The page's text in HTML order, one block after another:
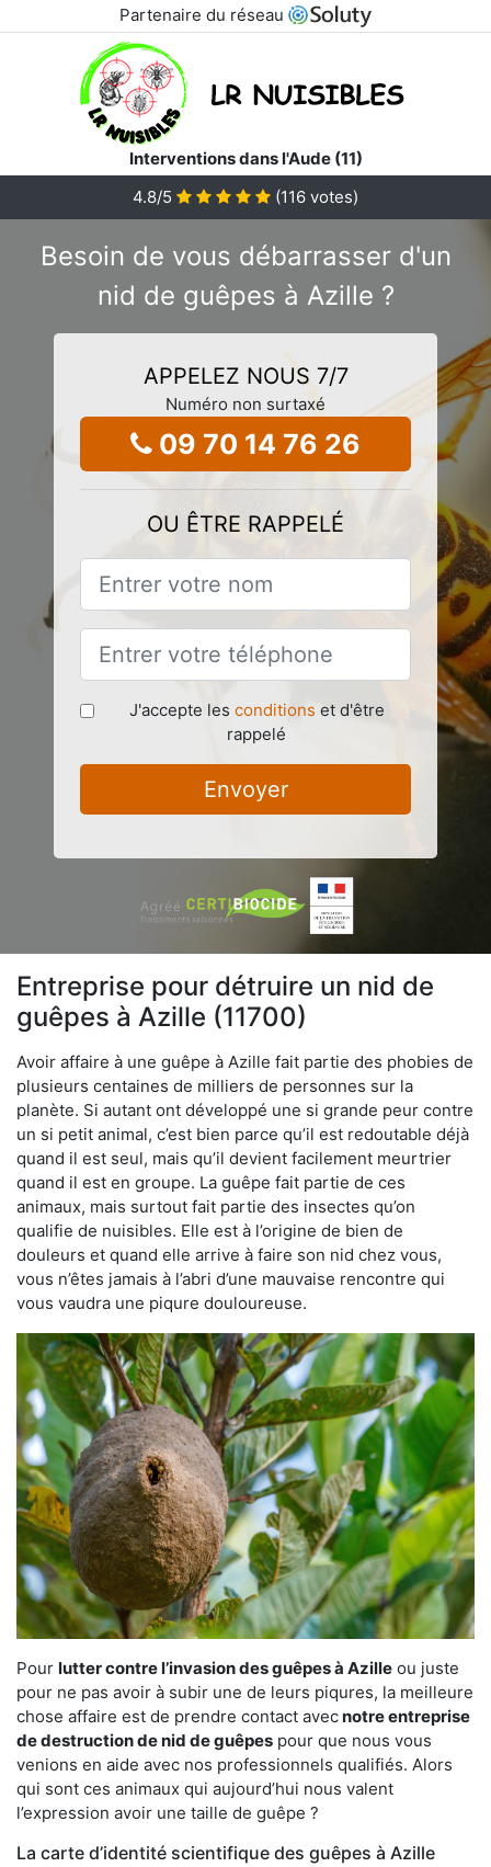
Partenaire du réseau
Interventions dans l'Aude (11)
4.8/5 (116 votes)
Besoin de vous débarrasser d'un
nid de guêpes à Azille ?
APPELEZ NOUS 7/7
Numéro non surtaxé
09 70 14 76 26
OU ÊTRE RAPPELÉ
J'accepte les conditions et d'être
rappelé
Envoyer
Entreprise pour détruire un nid de
guêpes à Azille (11700)
Avoir affaire à une guêpe à Azille fait partie des phobies de
plusieurs centaines de milliers de personnes sur la
planète. Si autant ont développé une si grande peur contre
un si petit animal, c’est bien parce qu’il est redoutable déjà
quand il est seul, mais qu’il devient facilement meurtrier
quand il est en groupe. La guêpe fait partie de ces
animaux, mais surtout fait partie des insectes qu’on
qualifie de nuisibles. Elle est à l’origine de bien de
douleurs et quand elle arrive à faire son nid chez vous,
vous n’êtes jamais à l’abri d’une mauvaise rencontre qui
vous vaudra une piqure douloureuse.
Pour lutter contre l’invasion des guêpes à Azille ou juste
pour ne pas avoir à subir une de leurs piqures, la meilleure
chose affaire est de prendre contact avecnotre entreprise
de destruction de nid de guêpes pour que nous vous
venions en aide avec nos professionnels qualifiés. Alors
qui sont ces animaux qui aujourd’hui nous valent
l’expression avoir une taille de guêpe ?
La carte d’identité scientifique des guêpes à Azille